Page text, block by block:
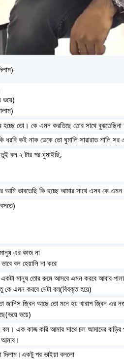
ভয়ে)
হচ্ছে তো। কে এমন করতিছে তোর সাথে
কই নাক ডেকে তো ঘুমালি সারারাত শালি সর
তুই বল ২ টার পর ঘুমাইছি,
ভাবতেছি কি হচ্ছে আমার সাথে এসব কে
এর কাজ না
বল হেয়ালি না করে
একটা মানুষ তোর রুমে আসবে এমন করবে আবার
কে এমন করবে সেটা বল(বিরক্ত হয়ে)
জানিস জ্বিন আছে তো মনে হয় খারাপ জ্বিন এর
ভয়ে)
বল। এক কাজ করি আমার সাথে চল আমাদের বাড়ির
আমার।
দিলাম।একটু পর ভাইয়া বললো